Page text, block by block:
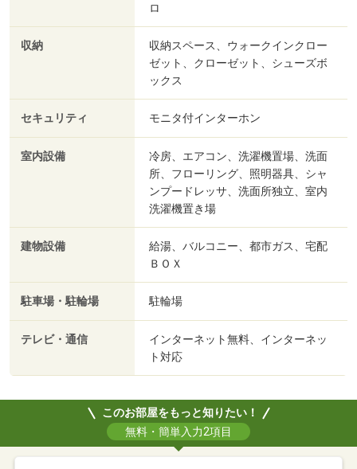
ロ
収納
収納スペース、ウォークインクロー
ゼット、クローゼット、シューズボ
ックス
セキュリティ モニタ付インターホン
室内設備
冷房、エアコン、洗濯機置場、洗面
所、フローリング、照明器具、シャ
ンプードレッサ、洗面所独立、室内
洗濯機置き場
建物設備
給湯、バルコニー、都市ガス、宅配
ＢＯＸ
駐車場・駐輪場 駐輪場
テレビ・通信
インターネット無料、インターネッ
ト対応
このお部屋をもっと知りたい！
無料・簡単入力2項目